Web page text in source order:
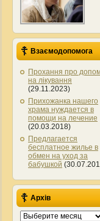
Взаємодопомога
Прохання про
на лікування
(29.11.2023)
Прихожанка нашего
храма нуждается в
помощи на лечение
(20.03.2018)
Предлагается
бесплатное жилье в
обмен на уход за
бабушкой
Архів
Архів